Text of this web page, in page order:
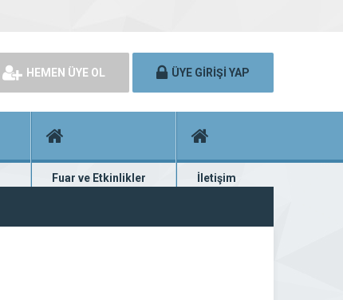
HEMEN ÜYE OL ÜYE GİRİŞİ YAP
Fuar ve Etkinlikler
Fuar ve etkinlik planları
İletişim
Bize ulaşın